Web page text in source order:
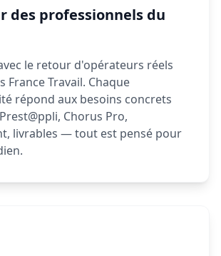
des professionnels du
le retour d'opérateurs réels
France Travail. Chaque
répond aux besoins concrets
Chorus Pro,
livrables — tout est pensé pour